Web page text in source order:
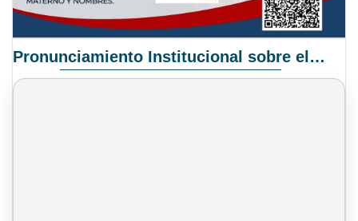
Pronunciamiento Institucional sobre el Proyecto de Ley N° 068/2025-2026 C.S.